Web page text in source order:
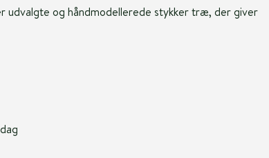
udvalgte og håndmodellerede stykker træ, der giver